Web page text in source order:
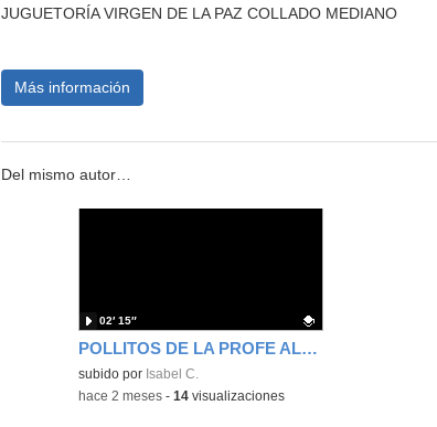
JUGUETORÍA VIRGEN DE LA PAZ COLLADO MEDIANO
Más información
Del mismo autor…
POLLITOS DE LA PROFE ALMUDENA
Contenido educativo.
subido por Isabel C.
02′ 15″
-hace 2 meses- 14visualizaciones